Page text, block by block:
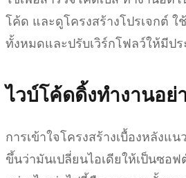
โค้ด และดูโครงสร้างโปรเจกต์ ใช้
ทั้งหมดและปรับเวิร์กโฟลว์ให้มีป
ไวบ์โค้ดดิ้งทำงานอย่
การเข้าใจโครงสร้างเบื้องหลังแ
ขึ้นว่ามันเปลี่ยนไอเดียให้เป็นซอ